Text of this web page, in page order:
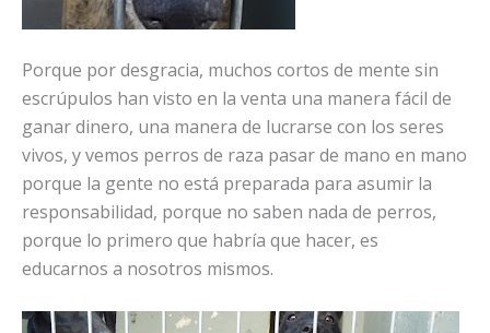
Porque por desgracia, muchos cortos de mente sin
escrúpulos han visto en la venta una manera fácil de
ganar dinero, una manera de lucrarse con los seres
vivos, y vemos perros de raza pasar de mano en mano
porque la gente no está preparada para asumir la
responsabilidad, porque no saben nada de perros,
porque lo primero que habría que hacer, es
educarnos a nosotros mismos.